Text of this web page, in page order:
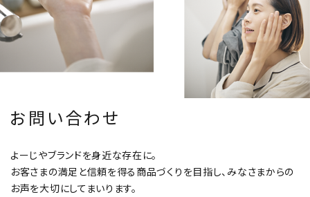
お問い合わせ
よーじやブランドを身近な存在に。
お客さまの満足と信頼を得る商品づくりを目指し、みなさまからの
お声を大切にしてまいります。